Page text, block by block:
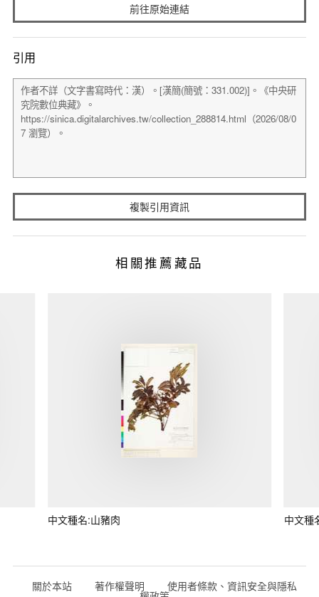
前往原始連結
引用
複製引用資訊
相關推薦藏品
中文種名:山豬肉 中文種
關於本站 著作權聲明 使用者條款、資訊安全與隱私